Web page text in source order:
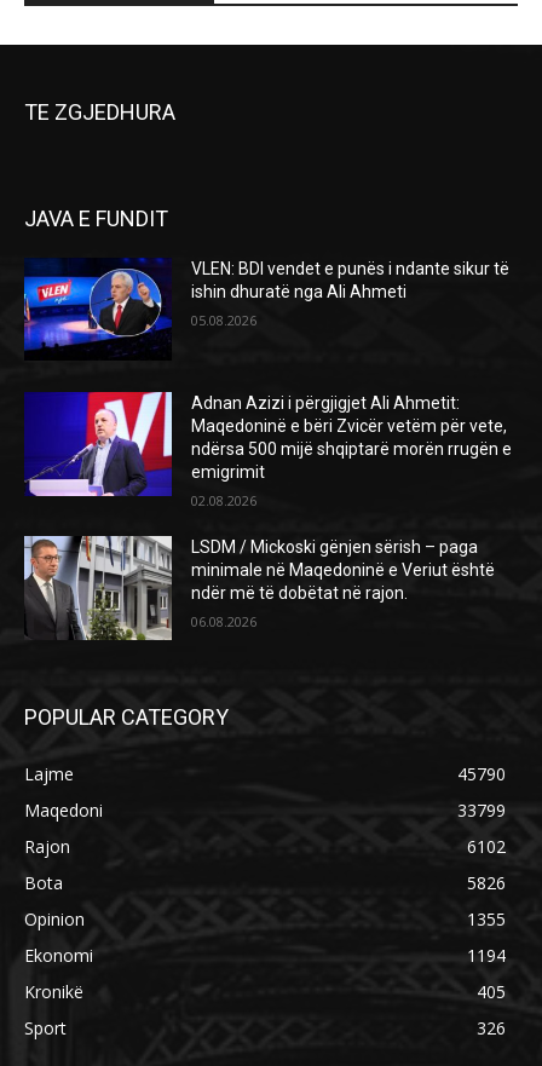
TE ZGJEDHURA
JAVA E FUNDIT
VLEN: BDI vendet e punës i ndante sikur të
ishin dhuratë nga Ali Ahmeti
05.08.2026
Adnan Azizi i përgjigjet Ali Ahmetit:
Maqedoninë e bëri Zvicër vetëm për vete,
ndërsa 500 mijë shqiptarë morën rrugën e
emigrimit
02.08.2026
LSDM / Mickoski gënjen sërish – paga
minimale në Maqedoninë e Veriut është
ndër më të dobëtat në rajon.
06.08.2026
POPULAR CATEGORY
Lajme
45790
Maqedoni
33799
Rajon
6102
Bota
5826
Opinion
1355
Ekonomi
1194
Kronikë
405
Sport
326